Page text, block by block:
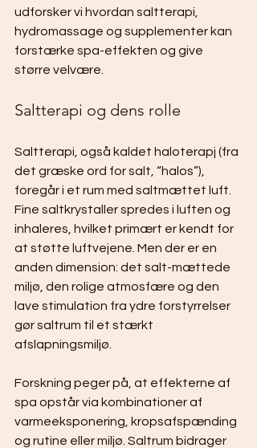
udforsker vi hvordan saltterapi,
hydromassage og supplementer kan
forstærke spa-effekten og give
større velvære.
Saltterapi og dens rolle
Saltterapi, også kaldet haloterapj (fra
det græske ord for salt, “halos”),
foregår i et rum med saltmættet luft.
Fine saltkrystaller spredes i luften og
inhaleres, hvilket primært er kendt for
at støtte luftvejene. Men der er en
anden dimension: det salt-mættede
miljø, den rolige atmosfære og den
lave stimulation fra ydre forstyrrelser
gør saltrum til et stærkt
afslapningsmiljø.
Forskning peger på, at effekterne af
spa opstår via kombinationer af
varmeeksponering, kropsafspænding
og rutine eller miljø. Saltrum bidrager